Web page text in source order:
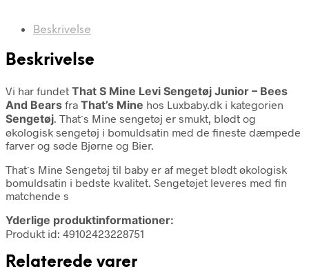
Beskrivelse
Beskrivelse
Vi har fundet That S Mine Levi Sengetøj Junior – Bees
And Bears fra That’s Mine hos Luxbaby.dk i kategorien
Sengetøj. That´s Mine sengetøj er smukt, blødt og
økologisk sengetøj i bomuldsatin med de fineste dæmpede
farver og søde Bjørne og Bier.
That´s Mine Sengetøj til baby er af meget blødt økologisk
bomuldsatin i bedste kvalitet. Sengetøjet leveres med fin
matchende s
Yderlige produktinformationer:
Produkt id: 49102423228751
Relaterede varer